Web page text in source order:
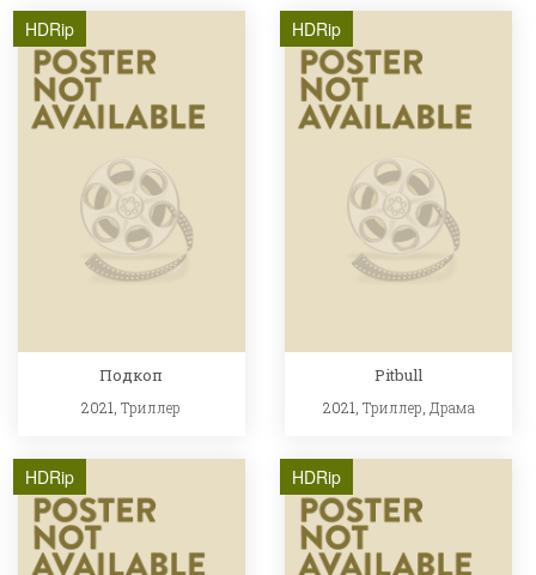
HDRip
Подкоп
2021,Триллер
HDRip
Pitbull
2021, Триллер Драма
HDRip HDRip